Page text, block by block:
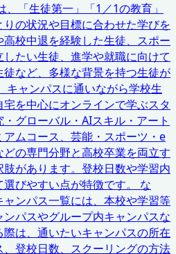
「生徒第一」「1／1の教育」
の状況や目標に合わせた学びを
校中退を経験した生徒、スポー
たい生徒、進学や就職に向けて
など、多様な背景を持つ生徒が
キャンパスに通いながら学校生
を中心にオンラインで学ぶスタ
グローバル・AIスキル・アート
ムコース、芸能・スポーツ・e
の専門分野と高校卒業を両立す
があります。登校日数や学習内
びやすい点が特徴です。 な
ンパス一覧には、本校や学習等
パスやグループ内キャンパスな
は、通いたいキャンパスの所在
登校日数、スクーリングの方法